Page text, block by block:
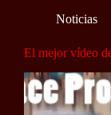
Noticias
El mejor vídeo